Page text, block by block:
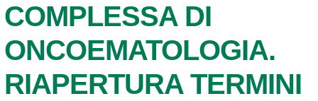
COMPLESSA DI
ONCOEMATOLOGIA.
RIAPERTURA TERMINI